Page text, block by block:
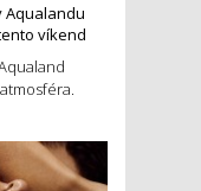
Aqualandu
víkend